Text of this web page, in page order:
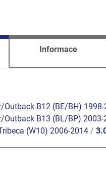
Informace
Outback B12 (BE/BH) 1998-
Outback B13 (BL/BP) 2003-
(W10) 2006-2014 /